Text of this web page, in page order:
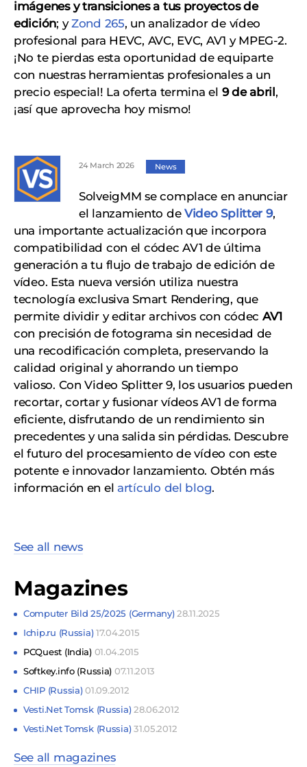
imágenes y transiciones a tus proyectos de
edición; yZond 265, un analizador de vídeo
profesional para HEVC, AVC, EVC, AV1 y MPEG-2.
¡No te pierdas esta oportunidad de equiparte
con nuestras herramientas profesionales a un
precio especial! La oferta termina el 9 de abril ,
¡así que aprovecha hoy mismo!
24 March 2026 News
SolveigMM se complace en anunciar
el lanzamiento deVideo Splitter 9,
una importante actualización que incorpora
compatibilidad con el códec AV1 de última
generación a tu flujo de trabajo de edición de
vídeo. Esta nueva versión utiliza nuestra
tecnología exclusiva Smart Rendering, que
permite dividir y editar archivos con códec AV1
con precisión de fotograma sin necesidad de
una recodificación completa, preservando la
calidad original y ahorrando un tiempo
valioso. Con Video Splitter 9, los usuarios pueden
recortar, cortar y fusionar vídeos AV1 de forma
eficiente, disfrutando de un rendimiento sin
precedentes y una salida sin pérdidas. Descubre
el futuro del procesamiento de vídeo con este
potente e innovador lanzamiento. Obtén más
información en elartículo del blog.
See all news
Magazines
Computer Bild 25/2025 (Germany)28.11.2025
Ichip.ru (Russia)17.04.2015
PCQuest (India) 01.04.2015
Softkey.info (Russia) 07.11.2013
CHIP (Russia)01.09.2012
Vesti.Net Tomsk (Russia)28.06.2012
Vesti.Net Tomsk (Russia)31.05.2012
See all magazines